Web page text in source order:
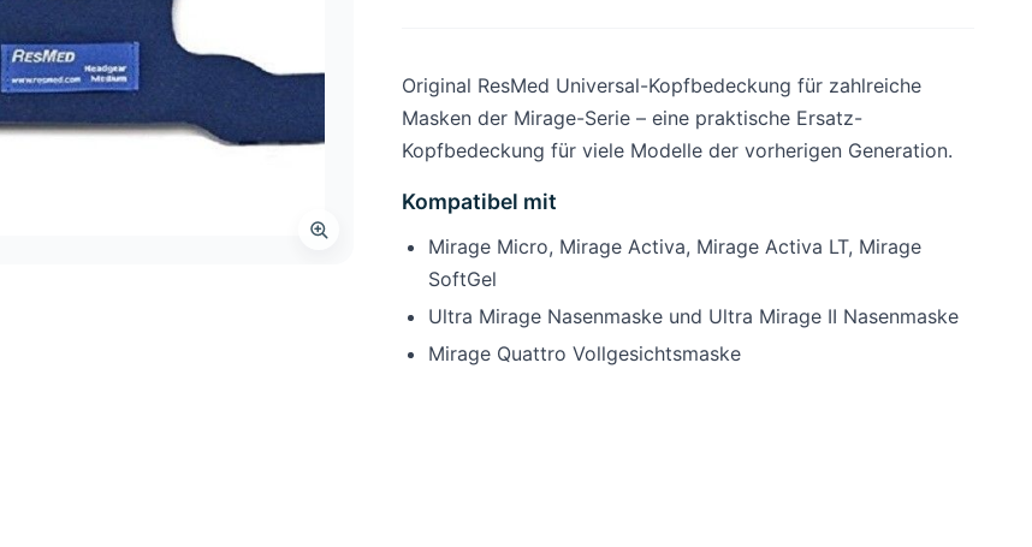
Original ResMed Universal-Kopfbedeckung für zahlreiche
Masken der Mirage-Serie – eine praktische Ersatz-
Kopfbedeckung für viele Modelle der vorherigen Generation.
Kompatibel mit
Mirage Micro, Mirage Activa, Mirage Activa LT, Mirage
SoftGel
Ultra Mirage Nasenmaske und Ultra Mirage II Nasenmaske
Mirage Quattro Vollgesichtsmaske